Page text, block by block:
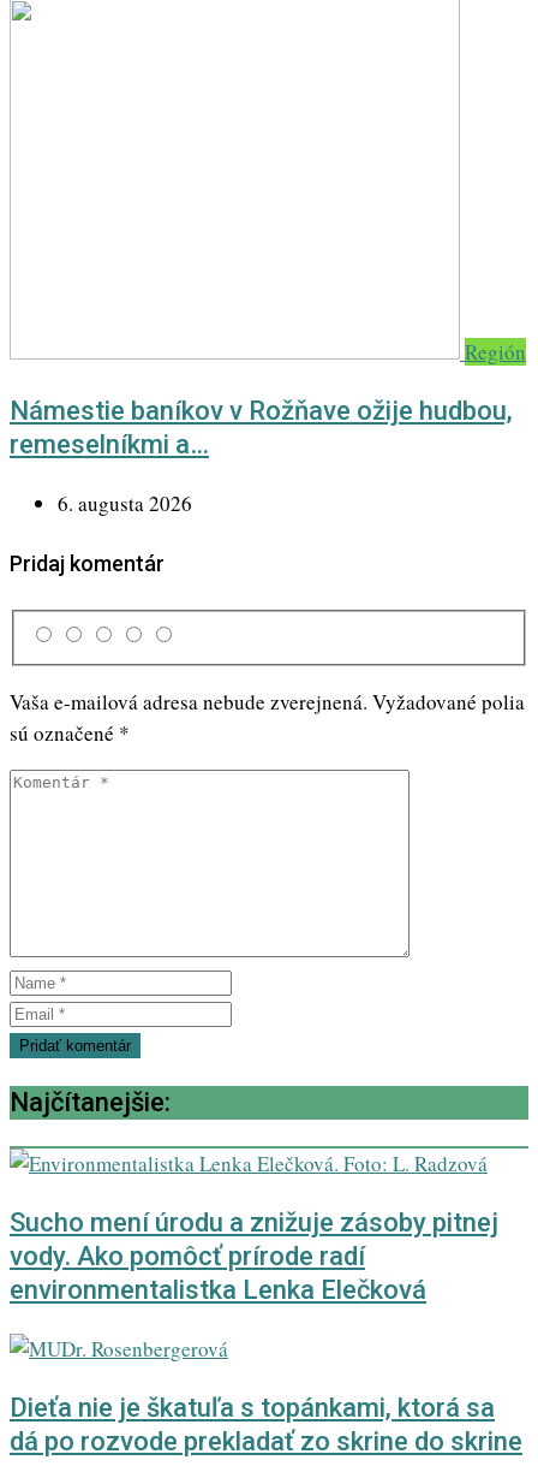
Región
Námestie baníkov v Rožňave ožije hudbou,
remeselníkmi a…
6. augusta 2026
Pridaj komentár
Vaša e-mailová adresa nebude zverejnená. Vyžadované polia
sú označené *
Najčítanejšie:
Sucho mení úrodu a znižuje zásoby pitnej
vody. Ako pomôcť prírode radí
environmentalistka Lenka Elečková
Dieťa nie je škatuľa s topánkami, ktorá sa
dá po rozvode prekladať zo skrine do skrine